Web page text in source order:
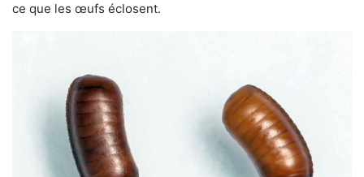
ce que les œufs éclosent.